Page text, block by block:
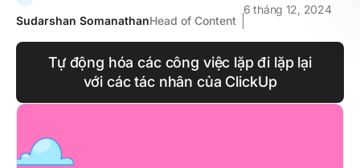
Sudarshan SomanathanHead of Content
6 tháng 12, 2024
Tự động hóa các công việc lặp đi lặp lại
với các tác nhân của ClickUp